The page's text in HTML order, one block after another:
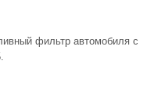
фильтр автомобиля с